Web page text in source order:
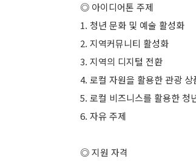
◎ 아이디어톤 주제
1. 청년 문화 및 예술 활성화
2. 지역커뮤니티 활성화
3. 지역의 디지털 전환
4. 로컬 자원을 활용한 관광 상
5. 로컬 비즈니스를 활용한 청
6. 자유 주제
◎ 지원 자격